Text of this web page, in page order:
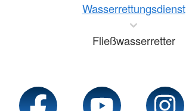
Wasserrettungsdienst
Fließwasserretter